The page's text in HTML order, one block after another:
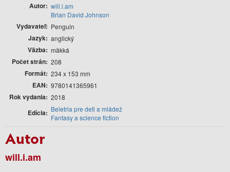
Autor will.i.am
Brian David Johnson
Vydavateľ Penguin
Jazyk anglický
Väzba mäkká
Počet strán 208
Formát 234 x 153 mm
EAN 9780141365961
Rok vydania 2018
Edícia
Beletria pre deti a mládež
Fantasy a science fiction
Autor
will.i.am